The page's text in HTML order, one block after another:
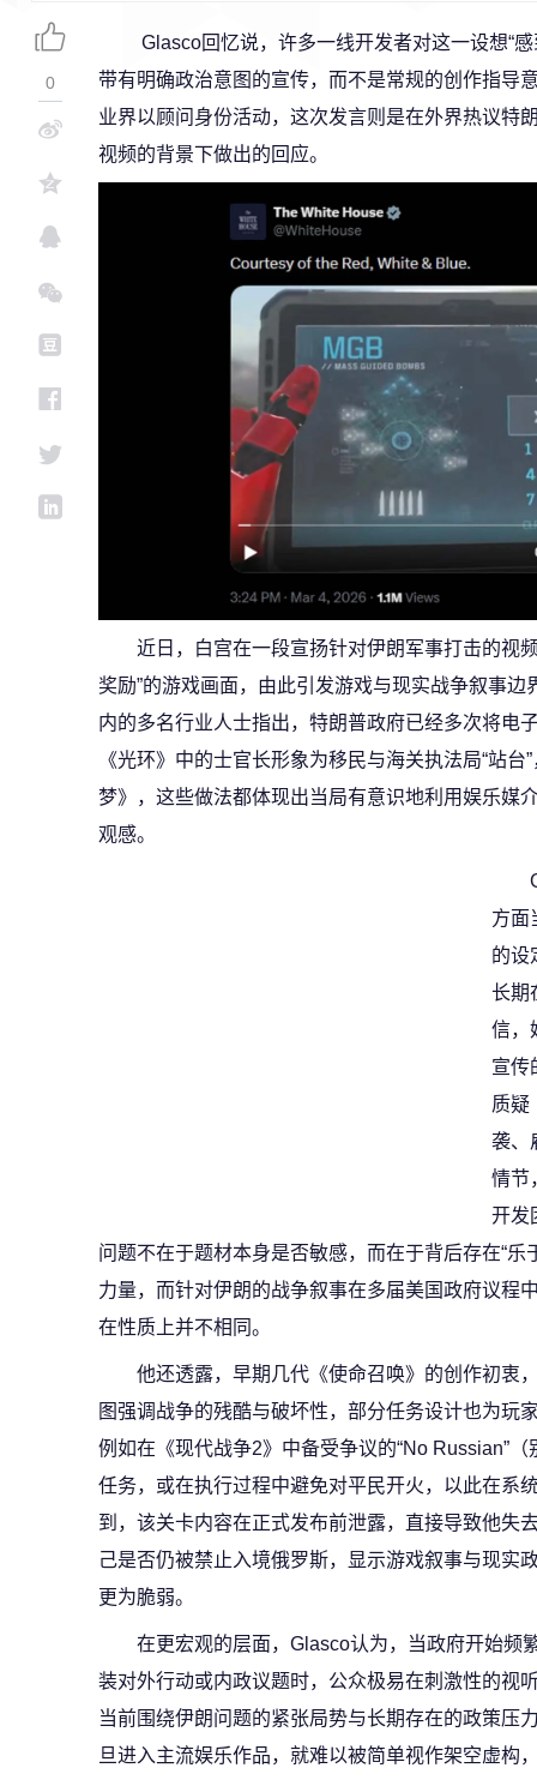
Glasco回忆说，许多一线开发者对这一设想“
带有明确政治意图的宣传，而不是常规的创作指导
业界以顾问身份活动，这次发言则是在外界热议特
视频的背景下做出的回应。
近日，白宫在一段宣扬针对伊朗军事打击的视
奖励”的游戏画面，由此引发游戏与现实战争叙事
内的多名行业人士指出，特朗普政府已经多次将电
《光环》中的士官长形象为移民与海关执法局“站
梦》，这些做法都体现出当局有意识地利用娱乐媒
观感。
方面
的设
长期
信，
宣传
质疑
袭、
情节
开发
问题不在于题材本身是否敏感，而在于背后存在“
力量，而针对伊朗的战争叙事在多届美国政府议程
在性质上并不相同。
他还透露，早期几代《使命召唤》的创作初衷
图强调战争的残酷与破坏性，部分任务设计也为玩
例如在《现代战争2》中备受争议的“No Russian”
任务，或在执行过程中避免对平民开火，以此在系
到，该关卡内容在正式发布前泄露，直接导致他失
己是否仍被禁止入境俄罗斯，显示游戏叙事与现实
更为脆弱。
在更宏观的层面，Glasco认为，当政府开始频
装对外行动或内政议题时，公众极易在刺激性的视
当前围绕伊朗问题的紧张局势与长期存在的政策压
旦进入主流娱乐作品，就难以被简单视作架空虚构
0